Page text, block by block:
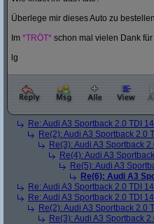
Überlege mir dieses Auto zu
Im *TRÖT* schon mal vielen Dank
lg
Re: Audi A3 Sportback 2.0 TDI
Re(2): Audi A3 Sportback 2.0
Re(3): Audi A3 Sportback
Re(4): Audi A3
Re(5): Audi A3
Re(6): Audi A3
Re: Audi A3 Sportback 2.0 TDI
Re: Audi A3 Sportback 2.0 TDI
Re(2): Audi A3 Sportback 2.0
Re(3): Audi A3 Sportback